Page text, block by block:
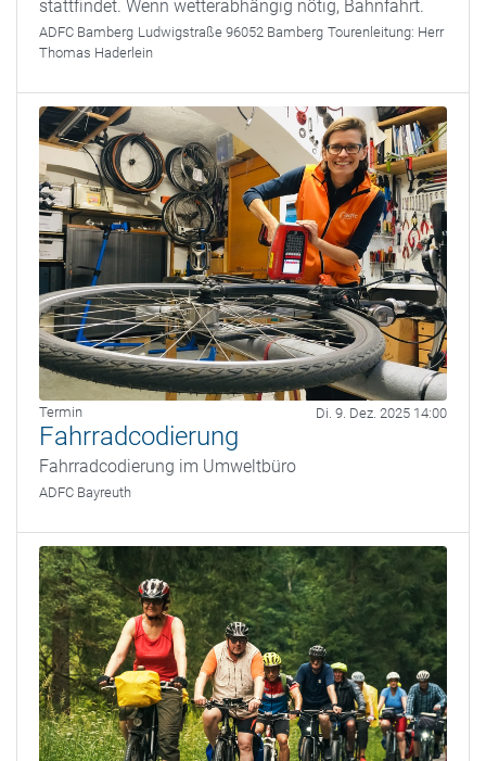
stattfindet. Wenn wetterabhängig nötig, Bahnfahrt.
ADFC Bamberg Ludwigstraße 96052 Bamberg Tourenleitung: Herr
Thomas Haderlein
Termin Di. 9. Dez. 2025 14:00
Fahrradcodierung
Fahrradcodierung im Umweltbüro
ADFC Bayreuth